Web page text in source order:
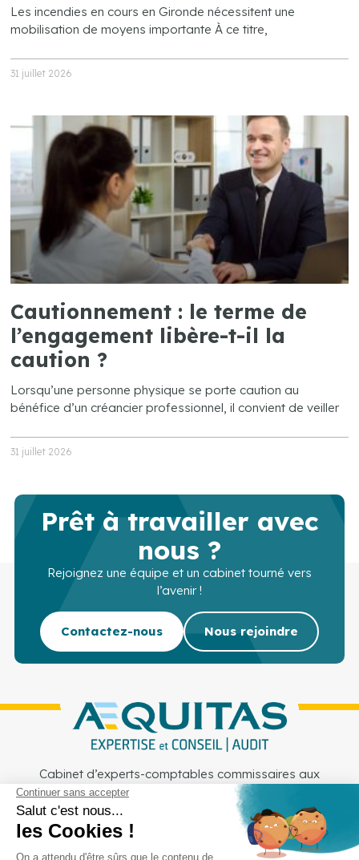
Les incendies en cours en Gironde nécessitent une
mobilisation de moyens importante À ce titre,
31 juillet 2026
Cautionnement : le terme de
l’engagement libère-t-il la
caution ?
Lorsqu’une personne physique se porte caution au
bénéfice d’un créancier professionnel, il convient de veiller
31 juillet 2026
Prêt à travailler avec
nous ?
Rejoignez une équipe et un cabinet tourné vers
l’avenir !
Contactez-nous Nous rejoindre
Cabinet d’experts-comptables commissaires aux
comptes sur Lille, Lens et Douai